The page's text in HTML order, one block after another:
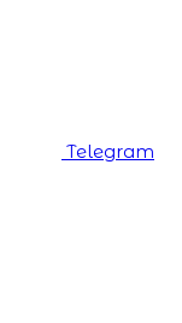
Telegram